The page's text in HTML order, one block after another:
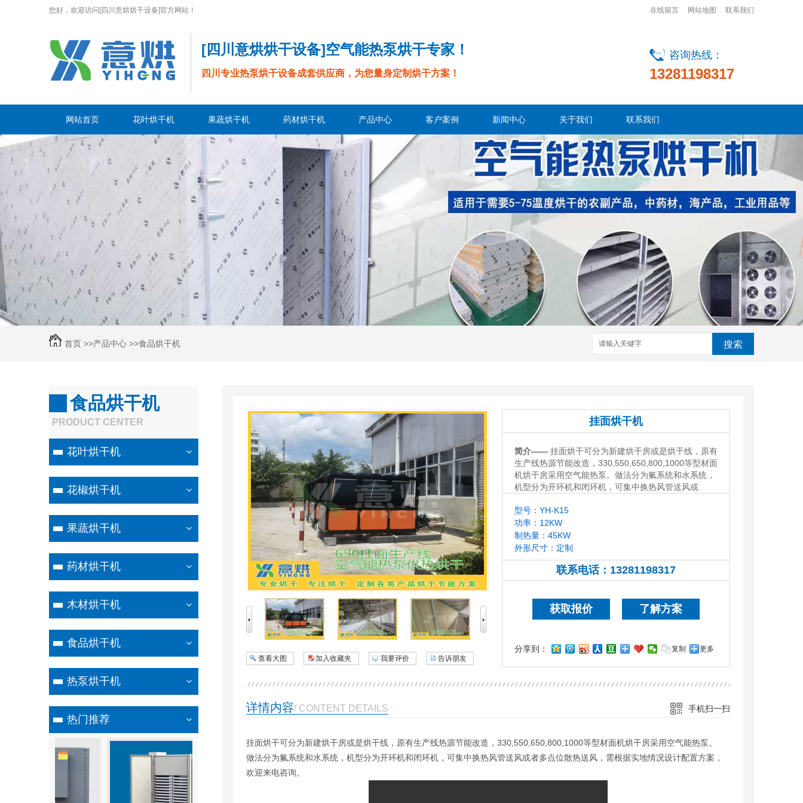
您好，欢迎访问[四川意烘烘干设备]官方网站！ 在线留言 网站地图 联系我们
[四川意烘烘干设备]空气能热泵烘干专家！
四川专业热泵烘干设备成套供应商，为您量身定制烘干方案！
咨询热线：
13281198317
网站首页 花叶烘干机 果蔬烘干机 药材烘干机 产品中心 客户案例 新闻中心 关于我们 联系我们
首页 >>产品中心 >>食品烘干机 搜索
干机,野生菌烘干机,羊肚菌烘干机,核桃烘干机,黄花菜烘干机,成都烘干机,四川烘干机,成都烘干房,四川烘干房
食品烘干机
PRODUCT CENTER
花叶烘干机
花椒烘干机
果蔬烘干机
药材烘干机
木材烘干机
食品烘干机
热泵烘干机
热门推荐
Loading...
查看大图 加入收藏夹 我要评价 告诉朋友
挂面烘干机
简介—— 挂面烘干可分为新建烘干房或是烘干线，原有
生产线热源节能改造，330,550,650,800,1000等型材面
机烘干房采用空气能热泵。做法分为氟系统和水系统，
机型分为开环机和闭环机，可集中换热风管送风或
型号：YH-K15
功率：12KW
制热量：45KW
外形尺寸：定制
联系电话： 13281198317
13281198317
获取报价 了解方案
分享到： 复制 更多
详情内容/ CONTENT DETAILS 手机扫一扫
挂面烘干可分为新建烘干房或是烘干线，原有生产线热源节能改造，330,550,650,800,1000等型材面机烘干房采用空气能热泵。
做法分为氟系统和水系统，机型分为开环机和闭环机，可集中换热风管送风或者多点位散热送风，需根据实地情况设计配置方案，
欢迎来电咨询。